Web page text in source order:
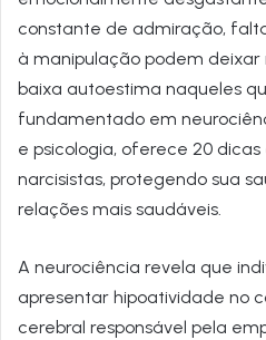
constante de admiração,
à manipulação podem deixar
baixa autoestima naqueles
fundamentado em
e psicologia, oferece 20
narcisistas, protegendo sua
relações mais saudáveis.
A neurociência revela que
apresentar hipoatividade no
cerebral responsável pela